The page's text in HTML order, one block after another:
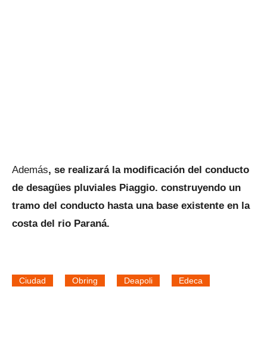
Además, se realizará la modificación del conducto
de desagües pluviales Piaggio. construyendo un
tramo del conducto hasta una base existente en la
costa del rio Paraná.
Ciudad Obring Deapoli Edeca